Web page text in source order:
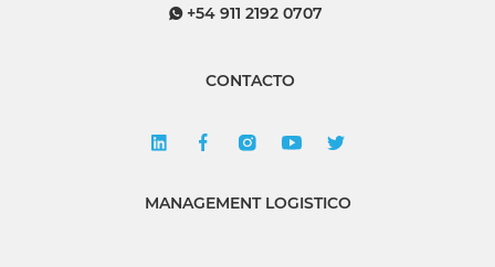
+54 911 2192 0707
CONTACTO
MANAGEMENT LOGISTICO